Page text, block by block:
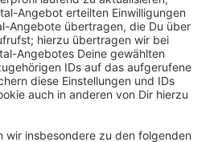
Links zum Thema: